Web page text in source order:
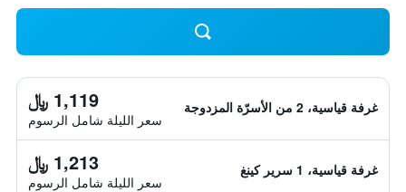
غرفة قياسية، 2 من الأسرّة المزدوجة 1,119 ﷼
سعر الليلة شامل الرسوم
غرفة قياسية، 1 سرير كينغ 1,213 ﷼
سعر الليلة شامل الرسوم